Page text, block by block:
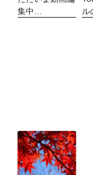
集中…
ル